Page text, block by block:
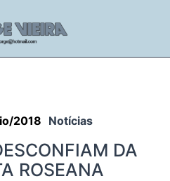
2018 Notícias
DA
ROSEANA